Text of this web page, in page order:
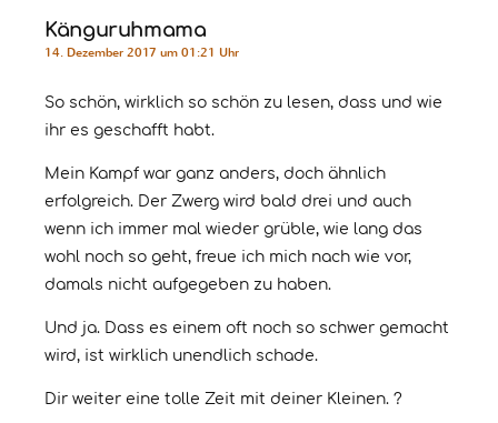
Känguruhmama
14. Dezember 2017 um 01:21 Uhr
So schön, wirklich so schön zu lesen, dass und wie
ihr es geschafft habt.
Mein Kampf war ganz anders, doch ähnlich
erfolgreich. Der Zwerg wird bald drei und auch
wenn ich immer mal wieder grüble, wie lang das
wohl noch so geht, freue ich mich nach wie vor,
damals nicht aufgegeben zu haben.
Und ja. Dass es einem oft noch so schwer gemacht
wird, ist wirklich unendlich schade.
Dir weiter eine tolle Zeit mit deiner Kleinen. ?